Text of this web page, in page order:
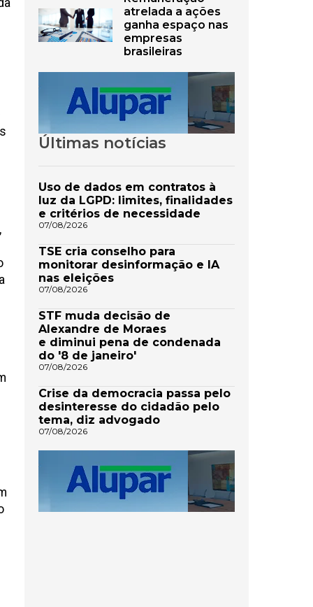
atrelada a ações
ganha espaço nas
empresas
brasileiras
Últimas notícias
Uso de dados em contratos à
luz da LGPD: limites, finalidades
e critérios de necessidade
07/08/2026
TSE cria conselho para
monitorar desinformação e IA
nas eleições
07/08/2026
STF muda decisão de
Alexandre de Moraes
e diminui pena de condenada
do '8 de janeiro'
07/08/2026
Crise da democracia passa pelo
desinteresse do cidadão pelo
tema, diz advogado
07/08/2026